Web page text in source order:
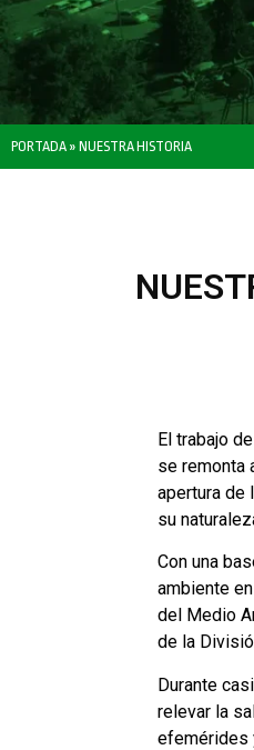
PORTADA » NUESTRA HISTORIA
El trabajo
se remonta
apertura de
su
Con una
ambiente
del Medio
de la
Durante
relevar la
efemérides